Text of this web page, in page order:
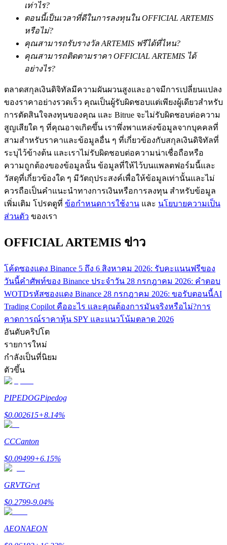
กลยุทธ์การซื้อขาย
เรียนรู้วิธีการรักษาผลกำไร
ได้รับ
พาวเวอร์พิกกี้
รับรางวัลการแข่งขันทุกวัน
การปักหลัก
เท่าไร?
ตอนนี้เป็นเวลาที่ดีในการลงทุนใน OFFICIAL ARTEMIS
หรือไม่?
คุณสามารถรับรางวัล ARTEMIS ฟรีได้ที่ไหน?
คุณสามารถติดตามราคา OFFICIAL ARTEMIS ได้
อย่างไร?
ตลาดสกุลเงินดิจิทัลมีความผันผวนสูงและอาจมีการเปลี่ยนแปลง
ของราคาอย่างรวดเร็ว คุณเป็นผู้รับผิดชอบแต่เพียงผู้เดียวสำหรับ
การตัดสินใจลงทุนของคุณ และ Bitrue จะไม่รับผิดชอบต่อความ
สูญเสียใด ๆ ที่คุณอาจเกิดขึ้น เราพึ่งพาแหล่งข้อมูลจากบุคคลที่
สามสำหรับราคาและข้อมูลอื่น ๆ ที่เกี่ยวข้องกับสกุลเงินดิจิทัลที่
ระบุไว้ข้างต้น และเราไม่รับผิดชอบต่อความน่าเชื่อถือหรือ
ความถูกต้องของข้อมูลนั้น ข้อมูลที่ให้ไว้บนแพลตฟอร์มนี้และ
วัสดุที่เกี่ยวข้องใด ๆ มีวัตถุประสงค์เพื่อให้ข้อมูลเท่านั้นและไม่
ควรถือเป็นคำแนะนำทางการเงินหรือการลงทุน สำหรับข้อมูล
เพิ่มเติม โปรดดูที่ ข้อกำหนดการใช้งาน และ นโยบายความเป็น
ส่วนตัว ของเรา
OFFICIAL ARTEMIS ข่าว
โค้ดซองแดง Binance 5 ถึง 6 สิงหาคม 2026: รับคะแนนฟรีของ
วันนี้คำศัพท์ของ Binance ประจำวัน 28 กรกฎาคม 2026: คำตอบ
WOTDรหัสซองแดง Binance 28 กรกฎาคม 2026: ขอรับตอนนี้AI
Trading Copilot คืออะไร และคุณต้องการมันจริงหรือไม่?การ
คาดการณ์ราคาหุ้น SPY และแนวโน้มตลาด 2026
อันดับคริปโต
รายการใหม่
กำลังเป็นที่นิยม
ตัวขึ้น
PIPEDOGPipedog
$0.002615+8.14%
CCCanton
$0.09499+6.15%
GRVTGrvt
$0.2799-9.04%
AEONAEON